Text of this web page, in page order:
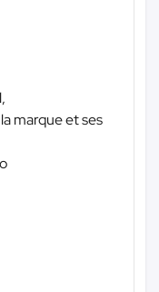
marque et ses